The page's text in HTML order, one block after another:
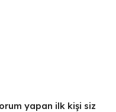
yapan ilk kişi siz